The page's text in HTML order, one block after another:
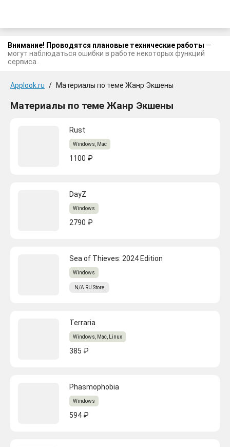
Внимание! Проводятся плановые технические работы —
могут наблюдаться ошибки в работе некоторых функций
сервиса.
Applook.ru / Материалы по теме Жанр Экшены
Материалы по теме Жанр Экшены
Rust
Windows, Mac
1100 ₽
DayZ
Windows
2790 ₽
Sea of Thieves: 2024 Edition
Windows
N/A RU Store
Terraria
Windows, Mac, Linux
385 ₽
Phasmophobia
Windows
594 ₽